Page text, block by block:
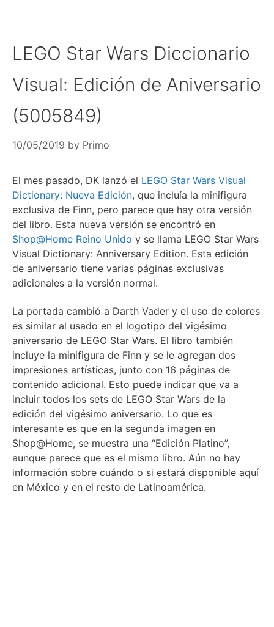
LEGO Star Wars Diccionario
Visual: Edición de Aniversario
(5005849)
10/05/2019 by Primo
El mes pasado, DK lanzó el LEGO Star Wars Visual
Dictionary: Nueva Edición, que incluía la minifigura
exclusiva de Finn, pero parece que hay otra versión
del libro. Esta nueva versión se encontró en
Shop@Home Reino Unido y se llama LEGO Star Wars
Visual Dictionary: Anniversary Edition. Esta edición
de aniversario tiene varias páginas exclusivas
adicionales a la versión normal.
La portada cambió a Darth Vader y el uso de colores
es similar al usado en el logotipo del vigésimo
aniversario de LEGO Star Wars. El libro también
incluye la minifigura de Finn y se le agregan dos
impresiones artísticas, junto con 16 páginas de
contenido adicional. Esto puede indicar que va a
incluir todos los sets de LEGO Star Wars de la
edición del vigésimo aniversario. Lo que es
interesante es que en la segunda imagen en
Shop@Home, se muestra una “Edición Platino”,
aunque parece que es el mismo libro. Aún no hay
información sobre cuándo o si estará disponible aquí
en México y en el resto de Latinoamérica.